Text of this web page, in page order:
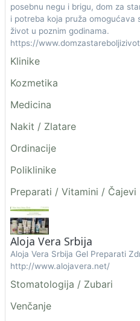
posebnu negu i brigu, dom za
i potreba koja pruža omogućava
život u poznim godinama.
https://
Klinike
Kozmetika
Medicina
Nakit / Zlatare
Ordinacije
Poliklinike
Preparati / Vitamini / Čajevi
Aloja Vera Srbija
Aloja Vera Srbija Gel Preparati
http://www.alojavera.net/
Stomatologija / Zubari
Venčanje